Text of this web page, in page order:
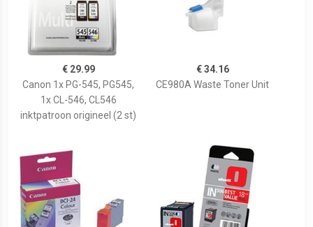
€ 29.99
Canon 1x PG-545, PG545,
1x CL-546, CL546
inktpatroon origineel (2 st)
€ 34.16
CE980A Waste Toner Unit